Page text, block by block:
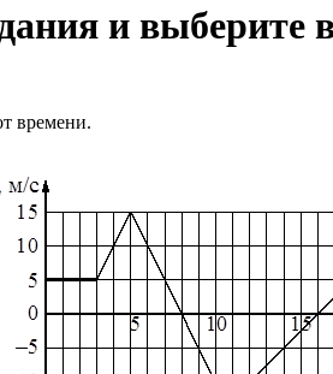
и выберите
времени.